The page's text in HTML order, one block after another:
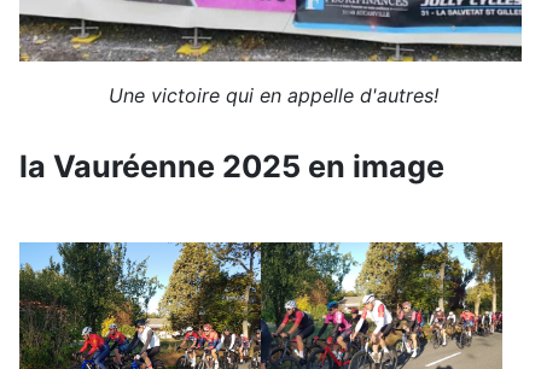
Une victoire qui en appelle d'autres!
la Vauréenne 2025 en image